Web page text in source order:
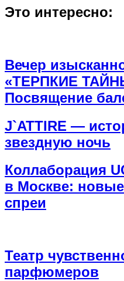
Это интересно:
Вечер
«ТЕРПКИЕ
Посвящение
J`ATTIRE —
звездную ночь
Коллаборация
в Москве:
спреи
Театр
парфюмеров